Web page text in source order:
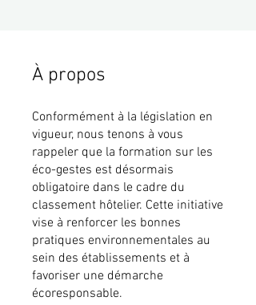
À propos
Conformément à la législation en
vigueur, nous tenons à vous
rappeler que la formation sur les
éco-gestes est désormais
obligatoire dans le cadre du
classement hôtelier. Cette initiative
vise à renforcer les bonnes
pratiques environnementales au
sein des établissements et à
favoriser une démarche
écoresponsable.